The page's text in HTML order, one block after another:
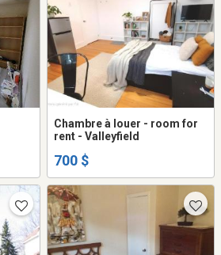
Chambre à louer - room for
rent - Valleyfield
700 $